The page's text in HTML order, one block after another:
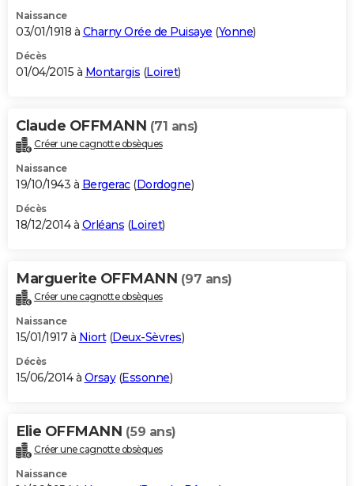
Naissance
03/01/1918 à Charny Orée de Puisaye (Yonne)
Décès
01/04/2015 à Montargis (Loiret)
Claude OFFMANN (71 ans)
Créer une cagnotte obsèques
Naissance
19/10/1943 à Bergerac(Dordogne)
Décès
18/12/2014 à Orléans (Loiret)
Marguerite OFFMANN (97 ans)
Créer une cagnotte obsèques
Naissance
15/01/1917 à Niort(Deux-Sèvres)
Décès
15/06/2014 à Orsay(Essonne)
Elie OFFMANN (59 ans)
Créer une cagnotte obsèques
Naissance